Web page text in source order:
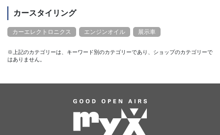
カースタイリング
カーエレクトロニクス エンジンオイル 展示車
※上記のカテゴリーは、キーワード別のカテゴリーであり、ショップのカテゴリーで
はありません。